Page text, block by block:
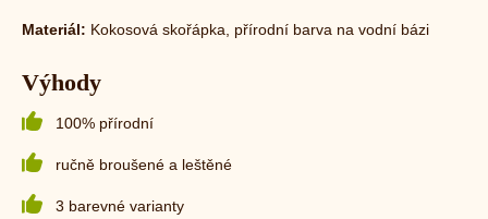
Materiál: Kokosová skořápka, přírodní barva na vodní bázi
Výhody
100% přírodní
ručně broušené a leštěné
3 barevné varianty